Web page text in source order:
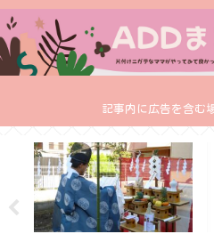
記事内に広告を含む